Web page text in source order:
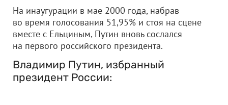
На инаугурации в мае 2000 года, набрав
во время голосования 51,95% и стоя на сцене
вместе с Ельциным, Путин вновь сослался
на первого российского президента.
Владимир Путин, избранный
президент России: